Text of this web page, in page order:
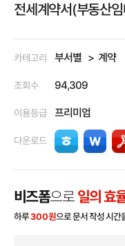
전세계약서(부동산
카테고리 부서별 계약
조회수 94,309
이용등급 프리미엄
다운로드
비즈폼으로 일의 효
하루300원으로 문서 작성 시간